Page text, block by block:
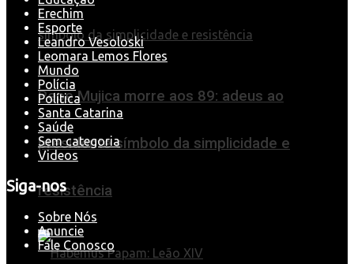
Pepe Mujica morre aos 89: adeus ao
presidente símbolo da simplicidade e
resistência
Erechim
Esporte
Leandro Vesoloski
Leomara Lemos Flores
Mundo
Polícia
Política
Santa Catarina
Saúde
Sem categoria
Videos
Siga-nos
Sobre Nós
Anuncie
Fale Conosco